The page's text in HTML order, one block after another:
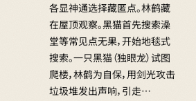
各显神通选择藏匿点。林鹤藏
在屋顶观察。黑猫首先搜索澡
堂等常见点无果，开始地毯式
搜索。一只黑猫（独眼龙）试图
爬楼，林鹤为自保，用剑光攻击
垃圾堆发出声响，引走…